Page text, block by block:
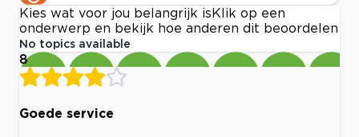
Kies wat voor jou belangrijk is Klik op een
onderwerp en bekijk hoe anderen dit beoordelen
No topics available
8
Goede service